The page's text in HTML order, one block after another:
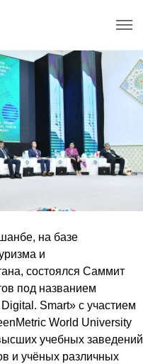
на базе
и
состоялся Саммит
под названием
Smart» с участием
World University
учебных заведений
и учёных различных